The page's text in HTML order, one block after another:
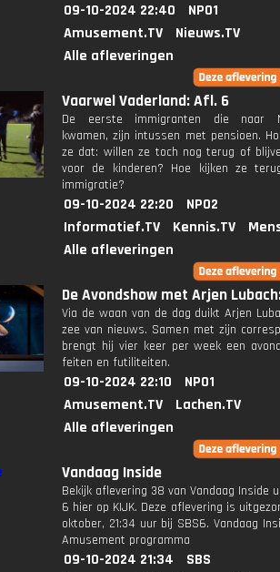
09-10-2024 22:40
NPO1
Amusement.TV
Nieuws.TV
Alle afleveringen
Vaarwel Vaderland: Afl. 6
De eerste immigranten die naar
kwamen, zijn intussen met pensioen.
ze dat: willen ze toch nog terug of
voor de kinderen? Hoe kijken ze
immigratie?
09-10-2024 22:20
NPO2
Informatief.TV
Kennis.TV
Alle afleveringen
De Avondshow met Arjen
Via de waan van de dag duikt Arjen
zee van nieuws. Samen met zijn
brengt hij vier keer per week een
feiten en futiliteiten.
09-10-2024 22:10
NPO1
Amusement.TV
Lachen.TV
Alle afleveringen
Vandaag Inside
Bekijk aflevering 38 van Vandaag Inside
6 hier op KIJK. Deze aflevering is
oktober, 21:34 uur bij SBS6. Vandaag
Amusement programma
09-10-2024 21:34
SBS